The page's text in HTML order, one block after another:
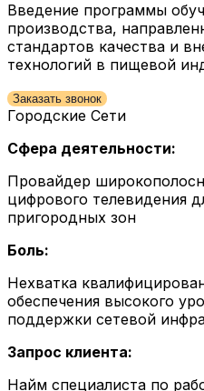
Введение программы
производства,
стандартов качества и
технологий в пищевой
Заказать звонок
Городские Сети
Сфера деятельности:
Провайдер
цифрового телевидения
пригородных зон
Боль:
Нехватка
обеспечения высокого
поддержки сетевой
Запрос клиента:
Найм специалиста по